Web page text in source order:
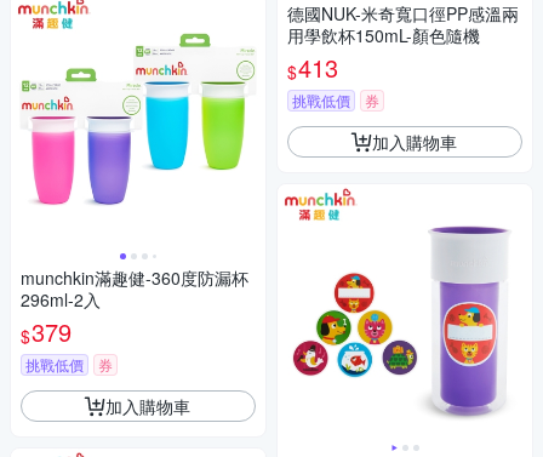
munchkin滿趣健-360度防漏杯
296ml-2入
$379
挑戰低價 券
加入購物車
德國NUK-米奇寬口徑PP感溫兩
用學飲杯150mL-顏色隨機
$413
挑戰低價 券
加入購物車